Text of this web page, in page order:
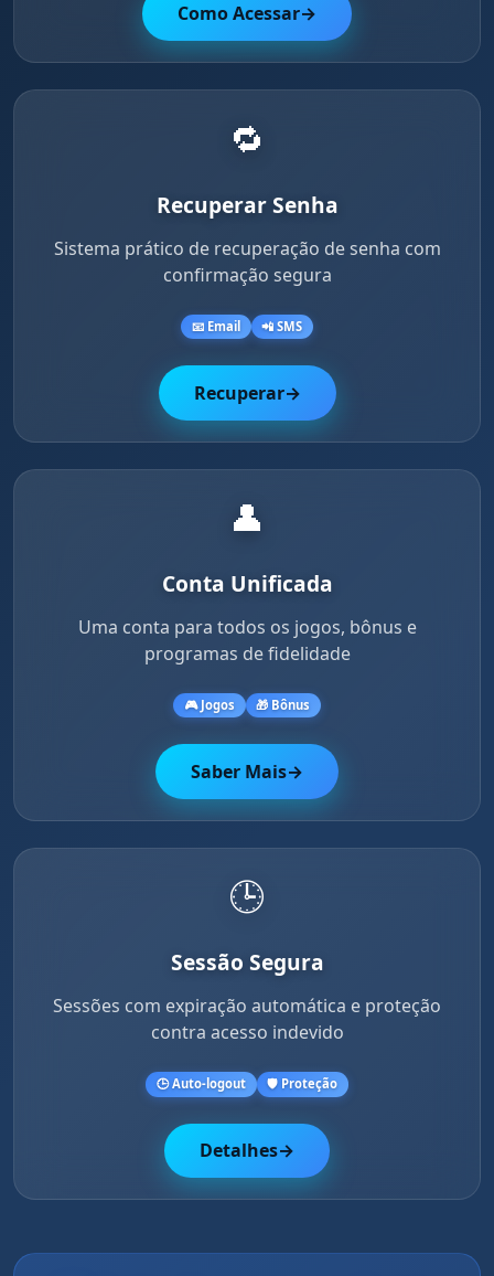
Como Acessar→
🔁
Recuperar Senha
Sistema prático de recuperação de senha com
confirmação segura
📧 Email 📲 SMS
Recuperar→
👤
Conta Unificada
Uma conta para todos os jogos, bônus e
programas de fidelidade
🎮 Jogos 🎁 Bônus
Saber Mais→
🕒
Sessão Segura
Sessões com expiração automática e proteção
contra acesso indevido
🕒 Auto-logout 🛡️ Proteção
Detalhes→